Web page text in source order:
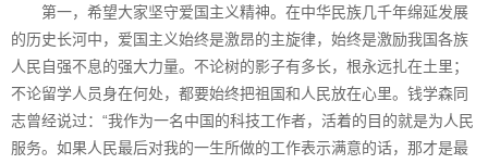
第一，希望大家坚守爱国主义精神。在中华民族几千年绵延发展
的历史长河中，爱国主义始终是激昂的主旋律，始终是激励我国各族
人民自强不息的强大力量。不论树的影子有多长，根永远扎在土里；
不论留学人员身在何处，都要始终把祖国和人民放在心里。钱学森同
志曾经说过：“我作为一名中国的科技工作者，活着的目的就是为人民
服务。如果人民最后对我的一生所做的工作表示满意的话，那才是最